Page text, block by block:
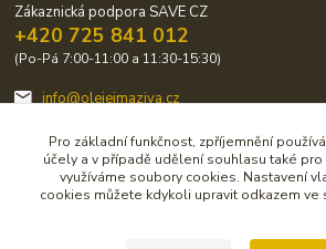
Zákaznická podpora SAVE CZ
+420 725 841 012
(Po-Pá 7:00-11:00 a 11:30-15:30)
info@olejeimaziva.cz
Pro základní funkčnost, zpříjemnění
účely a v případě udělení souhlasu také
využíváme soubory cookies. Nastavení
cookies můžete kdykoli upravit odkazem ve